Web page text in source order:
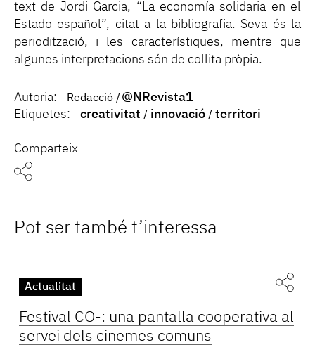
text de Jordi Garcia, “La economía solidaria en el
Estado español”, citat a la bibliografia. Seva és la
periodització, i les característiques, mentre que
algunes interpretacions són de collita pròpia.
Autoria: Redacció
@NRevista1
Etiquetes:
creativitat innovació territori
Comparteix
Pot ser també t’interessa
Actualitat
Festival CO-: una pantalla cooperativa al
servei dels cinemes comuns